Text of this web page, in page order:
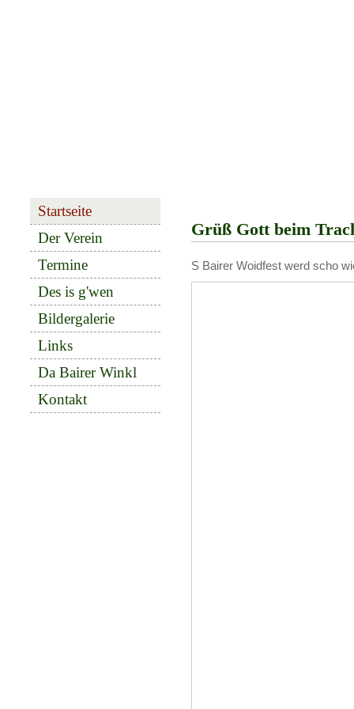
Startseite
Der Verein
Termine
Des is g'wen
Bildergalerie
Links
Da Bairer Winkl
Kontakt
Grüß Gott beim
S Bairer Woidfest werd scho